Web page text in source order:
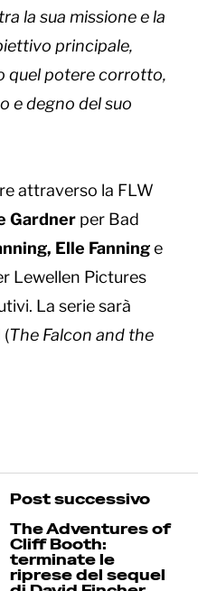
la sua missione e la
principale,
quel potere corrotto,
e degno del suo
attraverso la FLW
Gardner per Bad
Elle Fanninge
Lewellen Pictures
La serie sarà
(The Falcon and the
Post successivo
The Adventures of
Cliff Booth:
terminate le
riprese del sequel